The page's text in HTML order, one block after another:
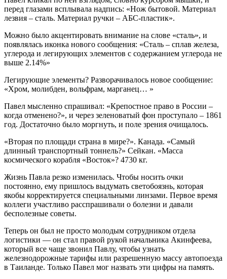
перед глазами всплывала надпись: «Нож бытовой. Материал
лезвия – сталь. Материал ручки – АБС-пластик».
Можно было акцентировать внимание на слове «сталь», и
появлялась иконка нового сообщения: «Сталь – сплав железа,
углерода и легирующих элементов с содержанием углерода не
выше 2.14%»
Легирующие элементы? Разворачивалось новое сообщение:
«Хром, молибден, вольфрам, марганец… »
Павел мысленно спрашивал: «Крепостное право в России –
когда отменено?», и через зеленоватый фон проступало – 1861
год. Достаточно было моргнуть, и поле зрения очищалось.
«Вторая по площади страна в мире?». Канада. «Самый
длинный транспортный тоннель?» Сейкан. «Масса
космического корабля «Восток»? 4730 кг.
Жизнь Павла резко изменилась. Чтобы носить очки
постоянно, ему пришлось выдумать светобоязнь, которая
якобы корректируется специальными линзами. Первое время
коллеги участливо расспрашивали о болезни и давали
бесполезные советы.
Теперь он был не просто молодым сотрудником отдела
логистики — он стал правой рукой начальника Акинфеева,
который все чаще звонил Павлу, чтобы узнать
железнодорожные тарифы или разрешенную массу автопоезда
в Таиланде. Только Павел мог назвать эти цифры на память.